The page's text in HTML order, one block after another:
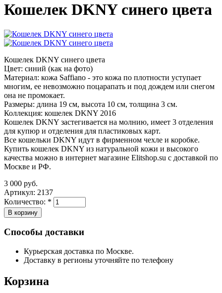
Кошелек DKNY синего цвета
Кошелек DKNY синего цвета
Цвет: синий (как на фото)
Материал: кожа Saffiano - это кожа по плотности уступает
многим, ее невозможно поцарапать и под дождем или снегом
она не промокает.
Размеры: длина 19 см, высота 10 см, толщина 3 см.
Коллекция: кошелек DKNY 2016
Кошелек DKNY застегивается на молнию, имеет 3 отделения
для купюр и отделения для пластиковых карт.
Все кошельки DKNY идут в фирменном чехле и коробке.
Купить кошелек DKNY из натуральной кожи и высокого
качества можно в интернет магазине Elitshop.su с доставкой по
Москве и РФ.
3 000 руб.
Артикул: 2137
Количество: *
Способы доставки
Курьерская доставка по Москве.
Доставку в регионы уточняйте по телефону
Корзина